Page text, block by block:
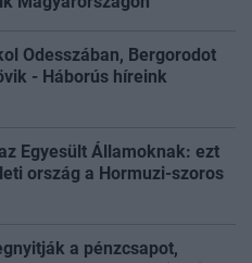
Odesszában, Bergorodot
- Háborús híreink
Egyesült Államoknak: ezt
ország a Hormuzi-szoros
a pénzcsapot,